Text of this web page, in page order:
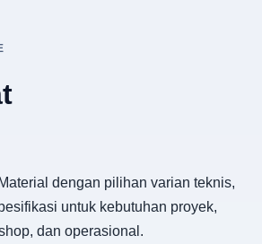
dengan pilihan varian teknis,
untuk kebutuhan proyek,
dan operasional.